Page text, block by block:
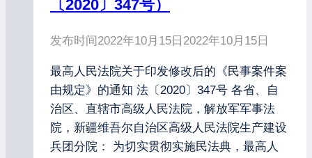
〔2020〕347号）
发布时间2022年10月15日 2022年10月15日
最高人民法院关于印发修改后的《民事案件案
由规定》的通知 法〔2020〕347号 各省、自
治区、直辖市高级人民法院，解放军军事法
院，新疆维吾尔自治区高级人民法院生产建设
兵团分院： 为切实贯彻实施民法典，最高人